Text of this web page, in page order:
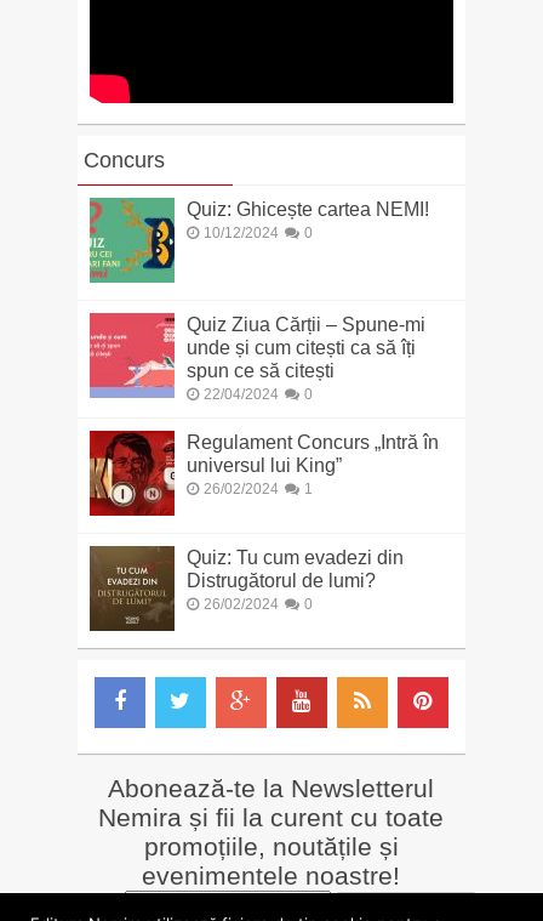
Concurs
Quiz: Ghicește cartea NEMI!
10/12/2024 0
Quiz Ziua Cărții – Spune-mi
unde și cum citești ca să îți
spun ce să citești
22/04/2024 0
Regulament Concurs „Intră în
universul lui King”
26/02/2024 1
Quiz: Tu cum evadezi din
Distrugătorul de lumi?
26/02/2024 0
Abonează-te la Newsletterul
Nemira și fii la curent cu toate
promoțiile, noutățile și
evenimentele noastre!